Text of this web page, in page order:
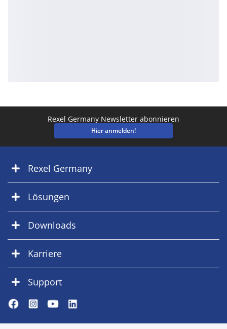
Rexel Germany Newsletter abonnieren
Hier anmelden!
Rexel Germany
Lösungen
Downloads
Karriere
Support